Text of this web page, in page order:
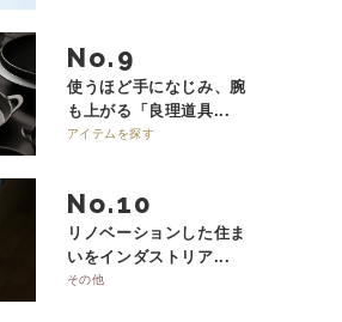
No.
使うほど手になじみ、腕
も上がる「良理道具...
アイテムを探す
No.
リノベーションした住ま
いをインダストリア...
その他